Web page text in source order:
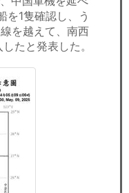
を1隻確認し、う
を越えて、南西
たと発表した。